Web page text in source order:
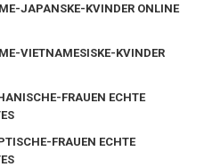
JAPANSKE-KVINDER ONLINE
VIETNAMESISKE-KVINDER
FRAUEN ECHTE
FRAUEN ECHTE